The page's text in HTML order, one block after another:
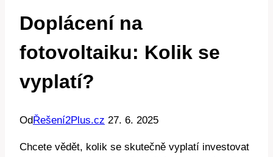
Doplácení na
fotovoltaiku: Kolik se
vyplatí?
Od Řešení2Plus.cz 27. 6. 2025
Chcete vědět, kolik se skutečně vyplatí investovat